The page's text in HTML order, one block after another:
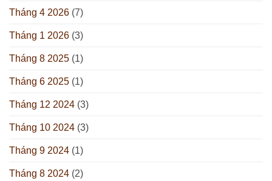
Tháng 4 2026 (7)
Tháng 1 2026 (3)
Tháng 8 2025 (1)
Tháng 6 2025 (1)
Tháng 12 2024 (3)
Tháng 10 2024 (3)
Tháng 9 2024 (1)
Tháng 8 2024 (2)